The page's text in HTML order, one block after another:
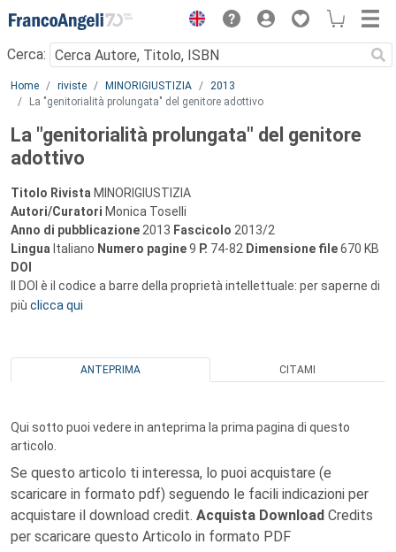
Menu
Cerca:
Main content
Home riviste MINORIGIUSTIZIA
2013
La "genitorialità prolungata" del genitore adottivo
La "genitorialità prolungata" del genitore
adottivo
Titolo Rivista MINORIGIUSTIZIA
Autori/Curatori Monica Toselli
Anno di pubblicazione 2013 Fascicolo 2013/2
Lingua Italiano Numero pagine9 P. 74-82 Dimensione file670 KB
DOI
Il DOI è il codice a barre della proprietà intellettuale: per saperne di
più clicca qui
ANTEPRIMA CITAMI
Qui sotto puoi vedere in anteprima la prima pagina di questo
articolo.
Se questo articolo ti interessa, lo puoi acquistare (e
scaricare in formato pdf) seguendo le facili indicazioni per
acquistare il download credit. Acquista Download Credits
per scaricare questo Articolo in formato PDF